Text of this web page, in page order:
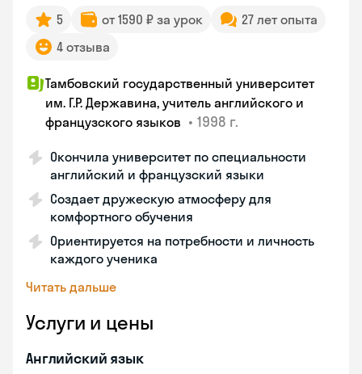
5 от 1590 ₽ за урок
27 лет опыта
4 отзыва
Тамбовский государственный университет
им. Г.Р. Державина, учитель английского и
французского языков • 1998 г.
Окончила университет по специальности
английский и французский языки
Создает дружескую атмосферу для
комфортного обучения
Ориентируется на потребности и личность
каждого ученика
Читать дальше
Услуги и цены
Английский язык